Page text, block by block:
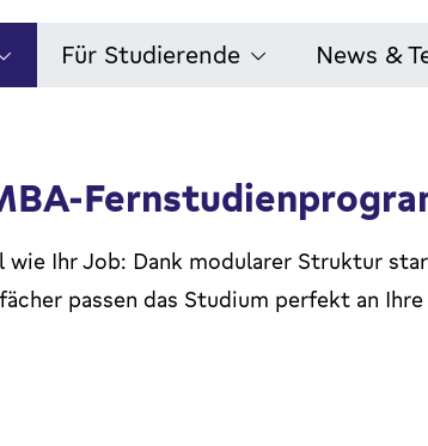
Für Studierende News &
Ihr Job: Dank modularer Struktur
passen das Studium perfekt an